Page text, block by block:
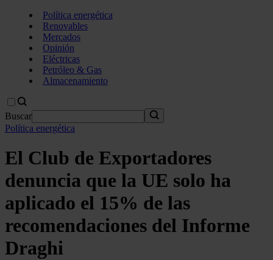
Política energética
Renovables
Mercados
Opinión
Eléctricas
Petróleo & Gas
Almacenamiento
Buscar
Política energética
El Club de Exportadores
denuncia que la UE solo ha
aplicado el 15% de las
recomendaciones del Informe
Draghi